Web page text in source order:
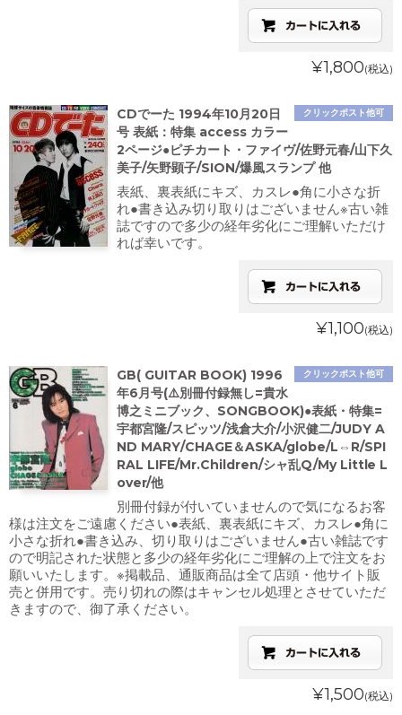
¥1,800(税込)
クリックポスト他可
CDでーた 1994年10月20日
号 表紙：特集 access カラー
2ページ●ピチカート・ファイヴ/佐野元春/山下久
美子/矢野顕子/SION/爆風スランプ 他
表紙、裏表紙にキズ、カスレ●角に小さな折
れ●書き込み切り取りはございません※古い雑
誌ですので多少の経年劣化にご理解いただけ
れば幸いです。
¥1,100(税込)
クリックポスト他可
GB( GUITAR BOOK) 1996
年6月号(⚠️別冊付録無し=貴水
博之ミニブック、SONGBOOK)●表紙・特集=
宇都宮隆/スピッツ/浅倉大介/小沢健二/JUDY A
ND MARY/CHAGE＆ASKA/globe/L⇔R/SPI
RAL LIFE/Mr.Children/シャ乱Q/My Little L
over/他
別冊付録が付いていませんので気になるお客
様は注文をご遠慮ください●表紙、裏表紙にキズ、カスレ●角に
小さな折れ●書き込み、切り取りはございません●古い雑誌です
ので明記された状態と多少の経年劣化にご理解の上で注文をお
願いいたします。※掲載品、通販商品は全て店頭・他サイト販
売と併用です。売り切れの際はキャンセル処理とさせていただ
きますので、御了承ください。
¥1,500(税込)